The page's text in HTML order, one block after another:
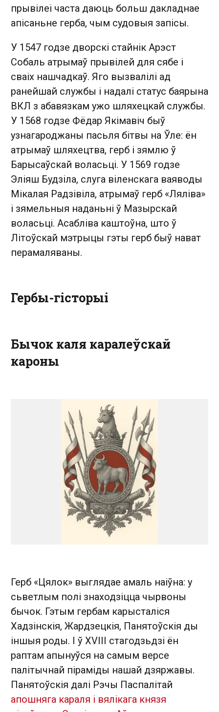
прывілеі часта даюць больш дакладнае
апісаньне герба, чым судовыя запісы.
У 1547 годзе дворскі стайнік Арэст
Собаль атрымаў прывілей для сябе і
сваіх нашчадкаў. Яго вызвалілі ад
ранейшай службы і надалі статус баярына
ВКЛ з абавязкам ужо шляхецкай службы.
У 1568 годзе Фёдар Якімавіч быў
узнагароджаны пасьля бітвы на Ўле: ён
атрымаў шляхецтва, герб і зямлю ў
Барысаўскай воласьці. У 1569 годзе
Эліяш Будзіла, слуга віленскага ваяводы
Мікалая Радзівіла, атрымаў герб «Ляліва»
і зямельныя наданьні ў Мазырскай
воласьці. Асабліва каштоўна, што ў
Літоўскай мэтрыцы гэты герб быў нават
перамаляваны.
Гербы-гісторыі
Бычок каля каралеўскай
кароны
Герб «Цялок» выглядае амаль наіўна: у
сьветлым полі знаходзіцца чырвоны
бычок. Гэтым гербам карысталіся
Хадзінскія, Жардзецкія, Панятоўскія ды
іншыя роды. І ў XVIII стагодзьдзі ён
раптам апынуўся на самым версе
палітычнай піраміды нашай дзяржавы.
Панятоўскія далі Рэчы Паспалітай
апошняга караля і вялікага князя